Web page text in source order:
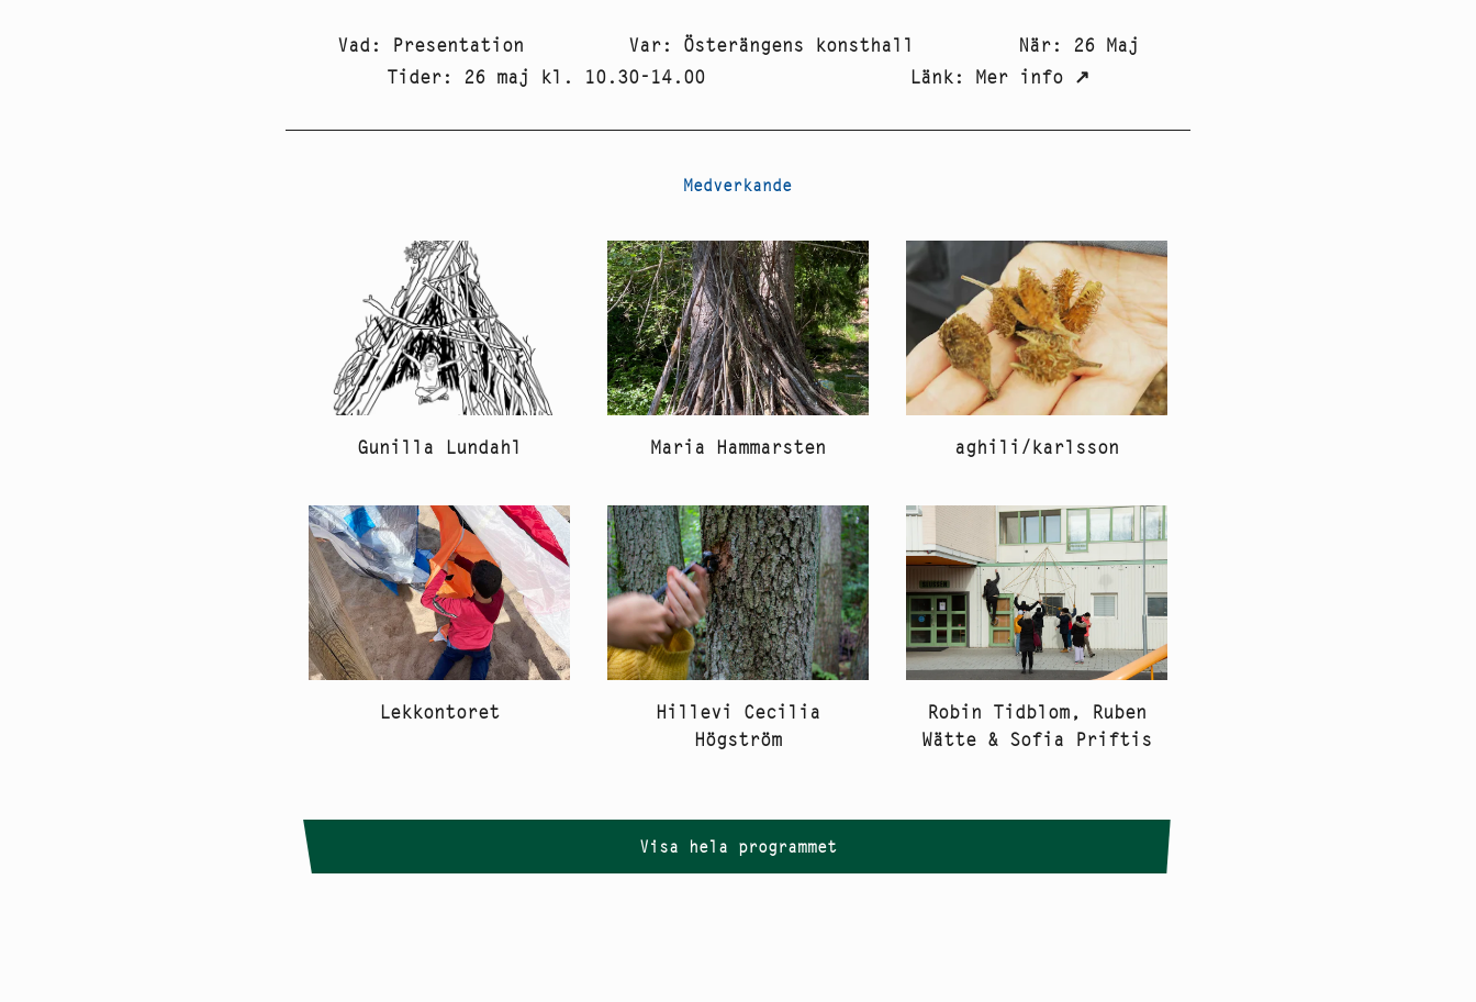
Vad : Presentation Var: Österängens konsthall När: 26 Maj
Tider: 26 maj kl. 10.30-14.00 Länk: Mer info↗
Medverkande
Gunilla Lundahl Maria Hammarsten aghili/karlsson
Lekkontoret
Hillevi Cecilia
Högström
Robin Tidblom, Ruben
Wätte & Sofia Priftis
Visa hela programmet